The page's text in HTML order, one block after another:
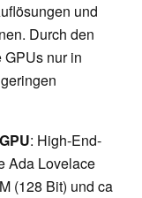
und
Durch den
nur in
: High-End-
Ada Lovelace
(128 Bit) und ca